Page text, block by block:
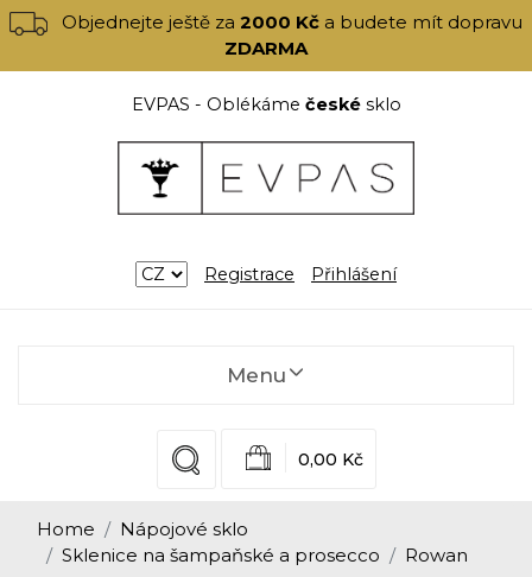
Objednejte ještě za2000 Kč a budete mít dopravu
ZDARMA
EVPAS - Oblékáme českésklo
Registrace Přihlášení
Menu
0,00 Kč
Home
Nápojové sklo
Sklenice na šampaňské a prosecco
Rowan